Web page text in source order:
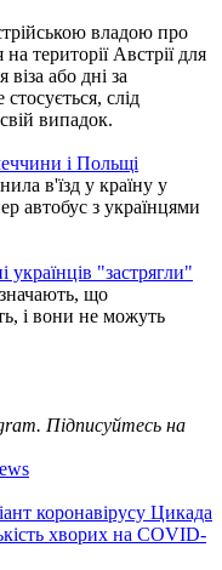
владою про
території Австрії для
або дні за
слід
випадок.
і Польщі
в'їзд у країну у
автобус з українцями
українців "застрягли"
що
і вони не можуть
Підписуйтесь на
коронавірусу Цикада
хворих на COVID-